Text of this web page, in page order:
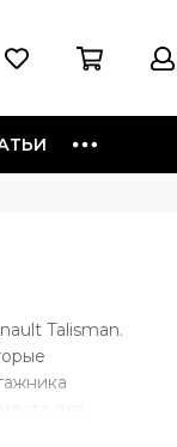
Talisman.
для
В